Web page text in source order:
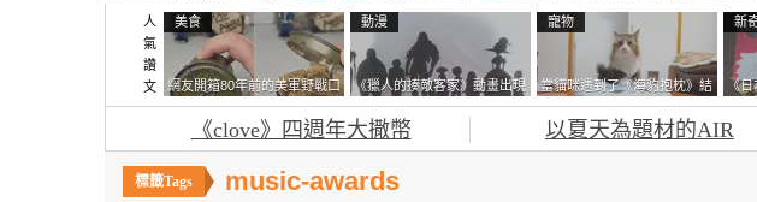
人
氣
讚
文
美食
網友開箱80年前的美軍野戰口
糧 罐頭本身保存良好，但裡
面的味道...
動漫
《獵人的揍敵客家》動畫出現
的這個剪影是誰？你是不是忘
記還有這號人物了
寵物
當貓咪遇到了《海豹抱枕》結
果玩了10天後，海豹一整個走
鐘笑翻網友
新
《
盒在
接一
《clove》四週年大撒幣 以夏天為題材的AIR
music-awards